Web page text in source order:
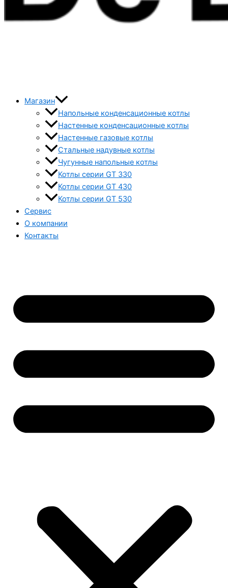
Магазин
Напольные конденсационные котлы
Настенные конденсационные котлы
Настенные газовые котлы
Стальные надувные котлы
Чугунные напольные котлы
Котлы серии GT 330
Котлы серии GT 430
Котлы серии GT 530
Сервис
О компании
Контакты